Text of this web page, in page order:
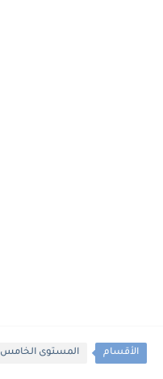
الأقسام المستوى الخامس